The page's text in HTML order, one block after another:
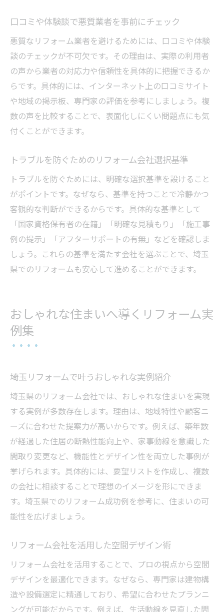
口コミや体験談で悪質業者を事前にチェック
悪質なリフォーム業者を避けるためには、口コミや体験
談のチェックが不可欠です。その理由は、実際の利用者
の声から業者の対応力や信頼性を具体的に把握できるか
らです。具体的には、インターネット上の口コミサイト
や地域の掲示板、専門家の評価を参考にしましょう。複
数の声を比較することで、表面化しにくい問題点にも気
付くことができます。
トラブルを防ぐためのリフォーム会社選択基準
トラブルを防ぐためには、明確な選択基準を設けること
がポイントです。なぜなら、基準を持つことで冷静かつ
客観的な判断ができるからです。具体的な基準として
「国家資格保有者の在籍」「明確な見積もり」「施工事
例の提示」「アフターサポートの有無」などを確認しま
しょう。これらの基準を満たす会社を選ぶことで、埼玉
県でのリフォームも安心して進めることができます。
おしゃれな住まいへ導くリフォーム実
例集
埼玉リフォームで叶うおしゃれな実例紹介
埼玉県のリフォーム会社では、おしゃれな住まいを実現
する実例が多数存在します。理由は、地域特性や顧客ニ
ーズに合わせた提案力が高いからです。例えば、築年数
が経過した住居の断熱性能向上や、家事動線を意識した
間取り変更など、機能性とデザイン性を両立した事例が
挙げられます。具体的には、要望リストを作成し、複数
の会社に相談することで理想のイメージを形にできま
す。埼玉県でのリフォーム成功例を参考に、住まいの可
能性を広げましょう。
リフォーム会社を活用した空間デザイン術
リフォーム会社を活用することで、プロの視点から空間
デザインを最適化できます。なぜなら、専門家は建物構
造や設備選定に精通しており、希望に合わせたプランニ
ングが可能だからです。例えば、生活動線を見直した間